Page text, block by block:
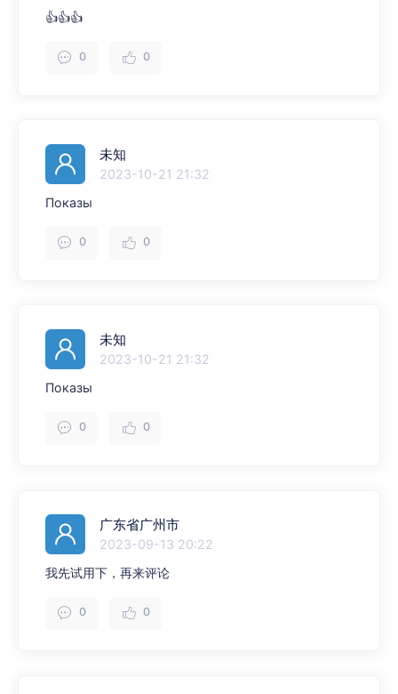
👍👍👍
0 0
未知
2023-10-21 21:32
Показы
0 0
未知
2023-10-21 21:32
Показы
0 0
广东省广州市
2023-09-13 20:22
我先试用下，再来评论
0 0